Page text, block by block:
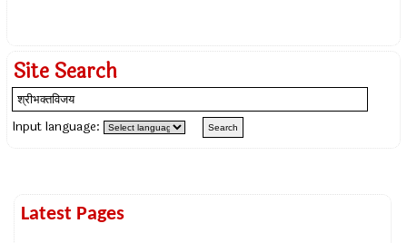
Site Search
Input language:
Latest Pages